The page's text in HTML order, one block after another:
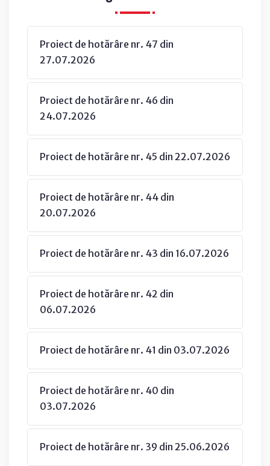
Proiect de hotărâre nr. 47 din
27.07.2026
Proiect de hotărâre nr. 46 din
24.07.2026
Proiect de hotărâre nr. 45 din 22.07.2026
Proiect de hotărâre nr. 44 din
20.07.2026
Proiect de hotărâre nr. 43 din 16.07.2026
Proiect de hotărâre nr. 42 din
06.07.2026
Proiect de hotărâre nr. 41 din 03.07.2026
Proiect de hotărâre nr. 40 din
03.07.2026
Proiect de hotărâre nr. 39 din 25.06.2026